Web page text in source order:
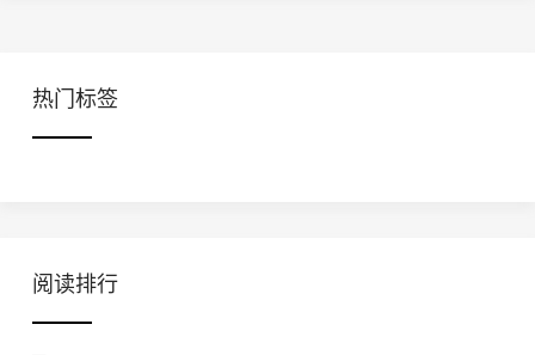
热门标签
阅读排行